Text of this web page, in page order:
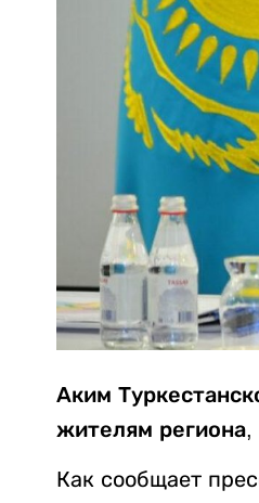
Аким
жителям региона,
Как сообщает